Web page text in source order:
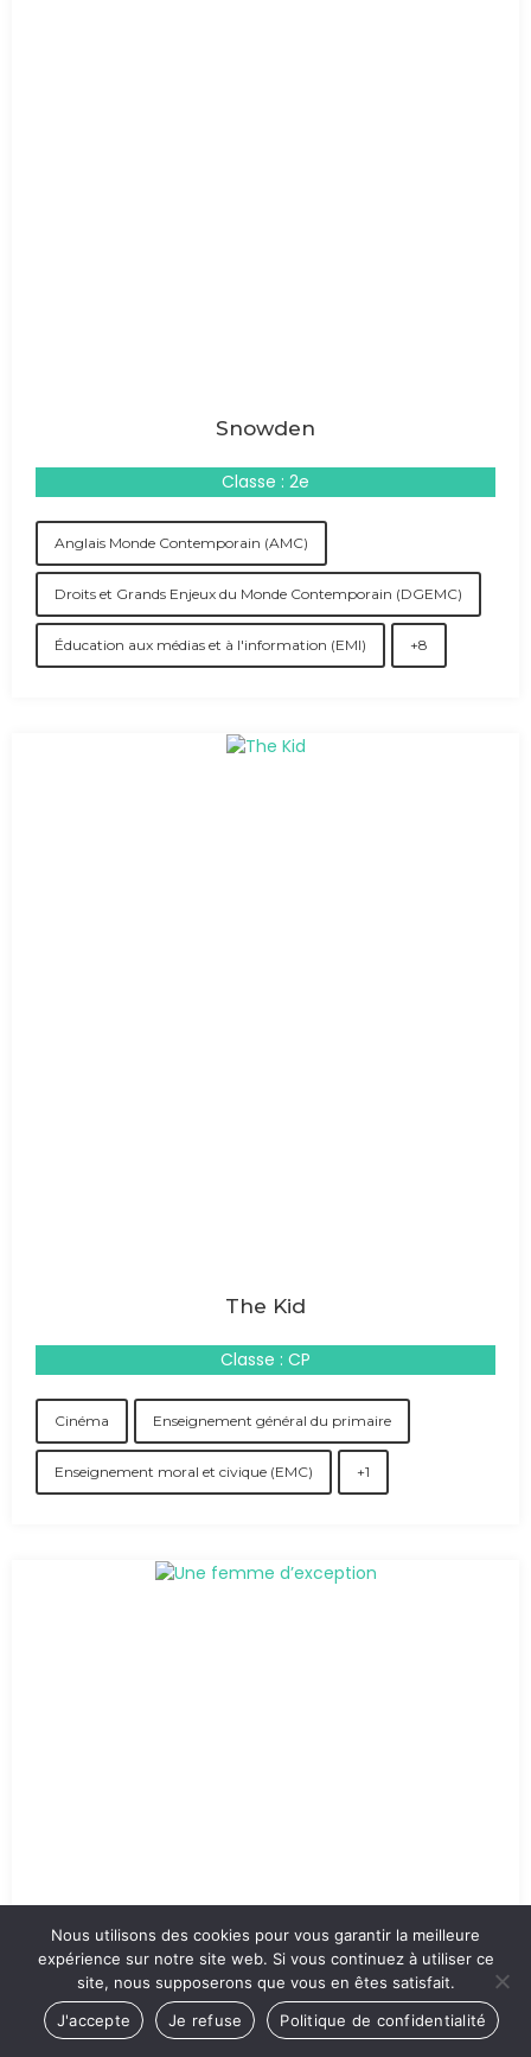
Snowden
Classe : 2e
Anglais Monde Contemporain (AMC)
Droits et Grands Enjeux du Monde Contemporain (DGEMC)
Éducation aux médias et à l'information (EMI) +8
The Kid
Classe : CP
Cinéma Enseignement général du primaire
Enseignement moral et civique (EMC) +1
Nous utilisons des cookies pour vous garantir la meilleure
expérience sur notre site web. Si vous continuez à utiliser ce
site, nous supposerons que vous en êtes satisfait.
J'accepte
Je refuse Politique de confidentialité